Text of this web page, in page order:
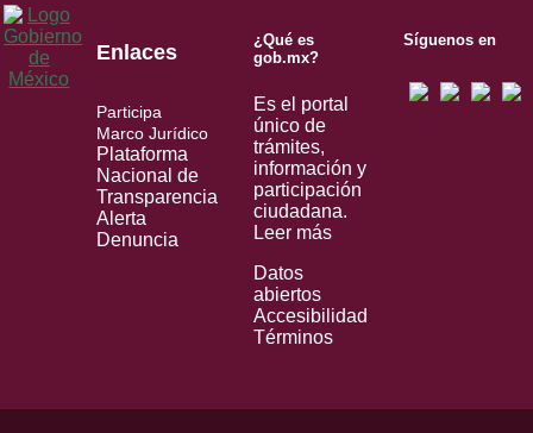
Enlaces
Participa
Marco Jurídico
Plataforma
Nacional de
Transparencia
Alerta
Denuncia
¿Qué es
gob.mx?
Es el portal
único de
trámites,
información y
participación
ciudadana.
Leer más
Datos
abiertos
Accesibilidad
Términos
Síguenos en